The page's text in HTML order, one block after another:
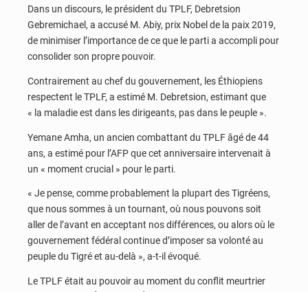
Dans un discours, le président du TPLF, Debretsion
Gebremichael, a accusé M. Abiy, prix Nobel de la paix 2019,
de minimiser l’importance de ce que le parti a accompli pour
consolider son propre pouvoir.
Contrairement au chef du gouvernement, les Éthiopiens
respectent le TPLF, a estimé M. Debretsion, estimant que
« la maladie est dans les dirigeants, pas dans le peuple ».
Yemane Amha, un ancien combattant du TPLF âgé de 44
ans, a estimé pour l’AFP que cet anniversaire intervenait à
un « moment crucial » pour le parti.
« Je pense, comme probablement la plupart des Tigréens,
que nous sommes à un tournant, où nous pouvons soit
aller de l’avant en acceptant nos différences, ou alors où le
gouvernement fédéral continue d’imposer sa volonté au
peuple du Tigré et au-delà », a-t-il évoqué.
Le TPLF était au pouvoir au moment du conflit meurtrier